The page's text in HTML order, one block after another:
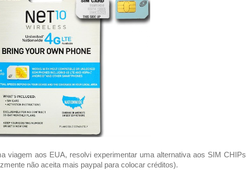
viagem aos EUA, resolvi experimentar uma alternativa aos SIM CHIPs
não aceita mais paypal para colocar créditos).